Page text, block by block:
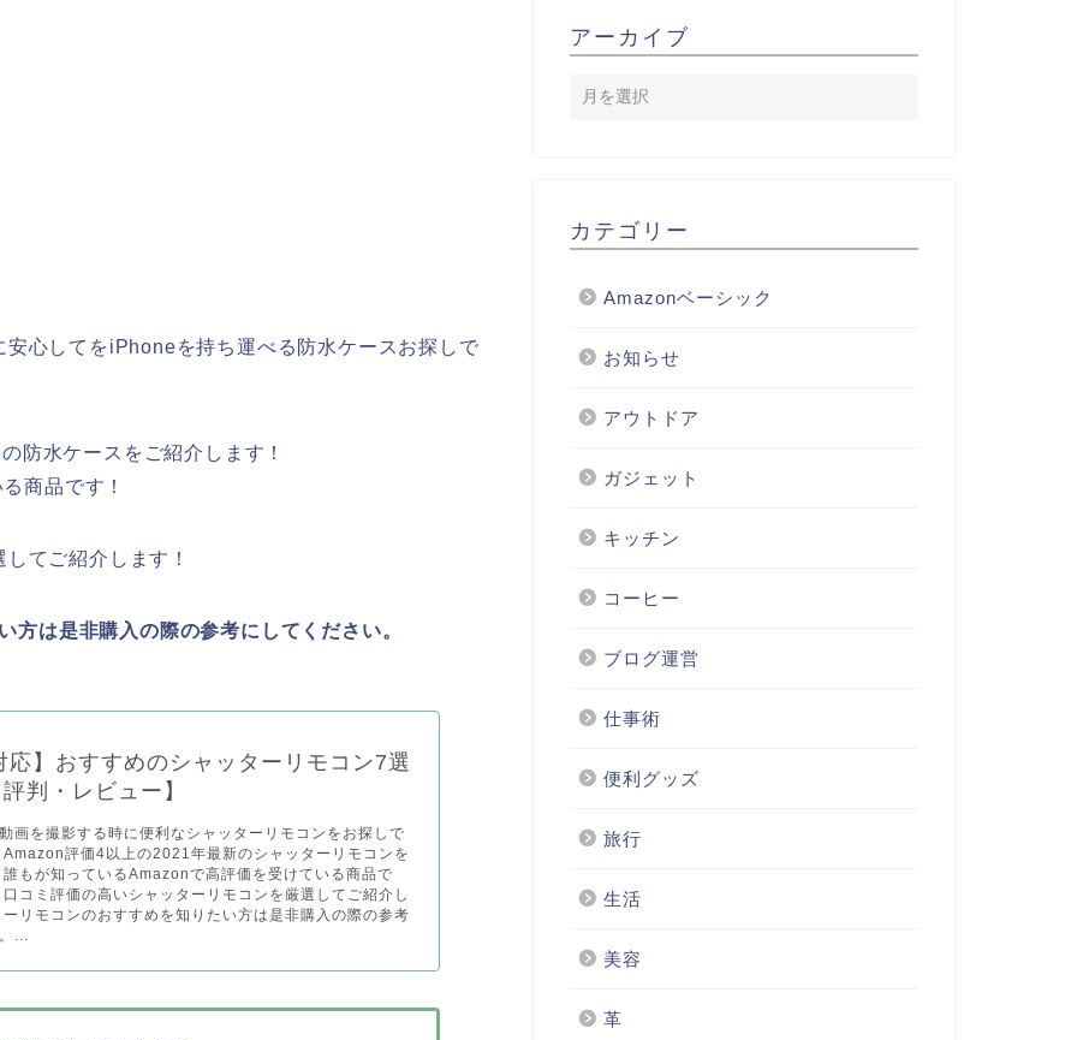
心してをiPhoneを持ち運べる防水ケースお探しで
防水ケースをご紹介します！
商品です！
てご紹介します！
は是非購入の際の参考にしてください。
】おすすめのシャッターリモコン7選
判・レビュー】
画を撮影する時に便利なシャッターリモコンをお探しで
評価4以上の2021年最新のシャッターリモコンを
もが知っているAmazonで高評価を受けている商品で
コミ評価の高いシャッターリモコンを厳選してご紹介し
リモコンのおすすめを知りたい方は是非購入の際の参考
...
アーカイブ
カテゴリー
Amazonベーシック
お知らせ
アウトドア
ガジェット
キッチン
コーヒー
ブログ運営
仕事術
便利グッズ
旅行
生活
美容
革